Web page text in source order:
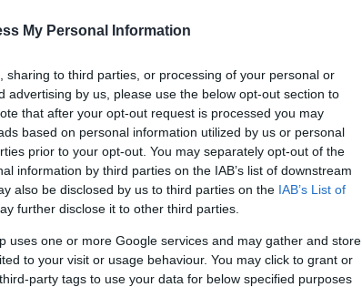
My Personal Information
sharing to third parties, or processing of your personal or
advertising by us, please use the below opt-out section to
that after your opt-out request is processed you may
based on personal information utilized by us or personal
prior to your opt-out. You may separately opt-out of the
information by third parties on the IAB’s list of downstream
also be disclosed by us to third parties on the IAB’s List of
further disclose it to other third parties.
uses one or more Google services and may gather and store
to your visit or usage behaviour. You may click to grant or
party tags to use your data for below specified purposes